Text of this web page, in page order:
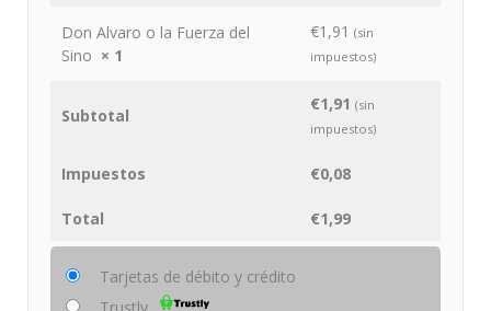
Don Alvaro o la Fuerza del
Sino × 1
€1,91 (sin
impuestos)
Subtotal
€1,91 (sin
impuestos)
Impuestos €0,08
Total €1,99
Tarjetas de débito y crédito